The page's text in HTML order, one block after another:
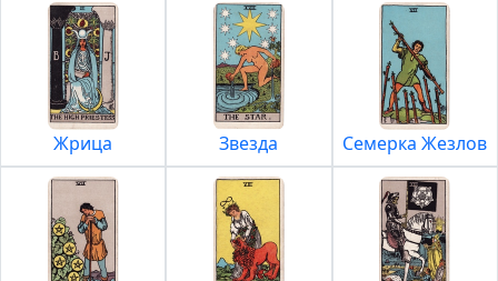
Жрица Звезда Семерка Жезлов